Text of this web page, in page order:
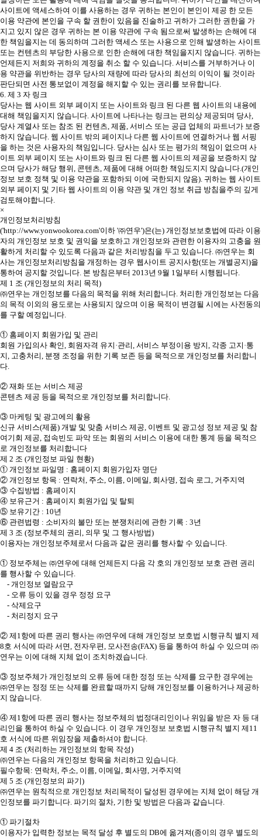
사이트에 액세스하여 이를 사용하는 경우 귀하는 본인이 본인이 제공 한 모든
이용 약관에 본인을 구속 할 권한이 있음을 진술하고 귀하가 그러한 권한을 가
지고 있지 않은 경우 귀하는 본 이용 약관에 구속 됨으로써 발생하는 손해에 대
한 책임을지는 데 동의하며 그러한 액세스 또는 사용으로 인해 발생하는 사이트
또는 컨텐츠의 부당한 사용으로 인한 손해에 대한 책임을지지 않습니다. 귀하는
언제든지 저희와 귀하의 계정을 취소 할 수 있습니다. 서비스를 거부하거나 이
용 약관을 위반하는 경우 당사의 재량에 따라 당사의 최선의 이익이 될 것이라
판단되면 사전 통보없이 계정을 해지할 수 있는 권리를 보유합니다.
6. 제 3 자 링크
당사는 웹 사이트 외부 페이지 또는 사이트와 링크 된 다른 웹 사이트의 내용에
대해 책임을지지 않습니다. 사이트에 나타나는 링크는 편의상 제공되며 당사,
당사 계열사 또는 참조 된 컨텐츠, 제품, 서비스 또는 공급 업체의 파트너가 보증
하지 않습니다. 웹 사이트 밖의 페이지나 다른 웹 사이트에 연결하거나 웹 서핑
을 하는 것은 사용자의 책임입니다. 당사는 심사 또는 평가의 책임이 없으며 사
이트 외부 페이지 또는 사이트와 링크 된 다른 웹 사이트의 제공을 보증하지 않
으며 당사가 해당 행위, 콘텐츠, 제품에 대해 어떠한 책임도지지 않습니다.(개인
정보 보호 정책 및 이용 약관을 포함하되 이에 국한되지 않음). 귀하는 웹 사이트
외부 페이지 및 기타 웹 사이트의 이용 약관 및 개인 정보 취급 방침을주의 깊게
검토해야합니다.
×
개인정보처리방침
('http://www.yonwookorea.com'이하 '㈜연우')은(는) 개인정보보호법에 따라 이용
자의 개인정보 보호 및 권익을 보호하고 개인정보와 관련한 이용자의 고충을 원
활하게 처리할 수 있도록 다음과 같은 처리방침을 두고 있습니다. ㈜연우는 회
사는 개인정보처리방침을 개정하는 경우 웹사이트 공지사항(또는 개별공지)을
통하여 공지할 것입니다. 본 방침은부터 2013년 9월 1일부터 시행됩니다.
제 1 조 (개인정보의 처리 목적)
㈜연우는 개인정보를 다음의 목적을 위해 처리합니다. 처리한 개인정보는 다음
의 목적 이외의 용도로는 사용되지 않으며 이용 목적이 변경될 시에는 사전동의
를 구할 예정입니다.
① 홈페이지 회원가입 및 관리
회원 가입의사 확인, 회원자격 유지·관리, 서비스 부정이용 방지, 각종 고지·통
지, 고충처리, 분쟁 조정을 위한 기록 보존 등을 목적으로 개인정보를 처리합니
다.
② 재화 또는 서비스 제공
콘텐츠 제공 등을 목적으로 개인정보를 처리합니다.
③ 마케팅 및 광고에의 활용
신규 서비스(제품) 개발 및 맞춤 서비스 제공, 이벤트 및 광고성 정보 제공 및 참
여기회 제공, 접속빈도 파악 또는 회원의 서비스 이용에 대한 통계 등을 목적으
로 개인정보를 처리합니다
제 2 조 (개인정보 파일 현황)
① 개인정보 파일명 : 홈페이지 회원가입자 명단
② 개인정보 항목 : 연락처, 주소, 이름, 이메일, 회사명, 접속 로그, 거주지역
③ 수집방법 : 홈페이지
④ 보유근거 : 홈페이지 회원가입 및 탈퇴
⑤ 보유기간 : 10년
⑥ 관련법령 : 소비자의 불만 또는 분쟁처리에 관한 기록 : 3년
제 3 조 (정보주체의 권리, 의무 및 그 행사방법)
이용자는 개인정보주체로서 다음과 같은 권리를 행사할 수 있습니다.
① 정보주체는 ㈜연우에 대해 언제든지 다음 각 호의 개인정보 보호 관련 권리
를 행사할 수 있습니다.
- 개인정보 열람요구
- 오류 등이 있을 경우 정정 요구
- 삭제요구
- 처리정지 요구
② 제1항에 따른 권리 행사는 ㈜연우에 대해 개인정보 보호법 시행규칙 별지 제
8호 서식에 따라 서면, 전자우편, 모사전송(FAX) 등을 통하여 하실 수 있으며 ㈜
연우는 이에 대해 지체 없이 조치하겠습니다.
③ 정보주체가 개인정보의 오류 등에 대한 정정 또는 삭제를 요구한 경우에는
㈜연우는 정정 또는 삭제를 완료할 때까지 당해 개인정보를 이용하거나 제공하
지 않습니다.
④ 제1항에 따른 권리 행사는 정보주체의 법정대리인이나 위임을 받은 자 등 대
리인을 통하여 하실 수 있습니다. 이 경우 개인정보 보호법 시행규칙 별지 제11
호 서식에 따른 위임장을 제출하셔야 합니다.
제 4 조 (처리하는 개인정보의 항목 작성)
㈜연우는 다음의 개인정보 항목을 처리하고 있습니다.
필수항목: 연락처, 주소, 이름, 이메일, 회사명, 거주지역
제 5 조 (개인정보의 파기)
㈜연우는 원칙적으로 개인정보 처리목적이 달성된 경우에는 지체 없이 해당 개
인정보를 파기합니다. 파기의 절차, 기한 및 방법은 다음과 같습니다.
① 파기절차
이용자가 입력한 정보는 목적 달성 후 별도의 DB에 옮겨져(종이의 경우 별도의